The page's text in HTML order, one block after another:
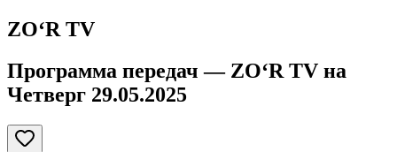
ZO‘R TV
Программа передач — ZO‘R TV на
Четверг 29.05.2025